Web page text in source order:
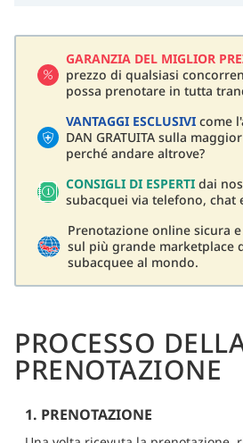
GARANZIA DEL MIGLIOR
prezzo di qualsiasi
possa prenotare in tutta
VANTAGGI ESCLUSIVI come
DAN GRATUITA sulla
perché andare altrove?
CONSIGLI DI ESPERTI dai
subacquei via telefono, chat
Prenotazione online sicura
sul più grande marketplace
subacquee al mondo.
PROCESSO
PRENOTAZIONE
1. PRENOTAZIONE